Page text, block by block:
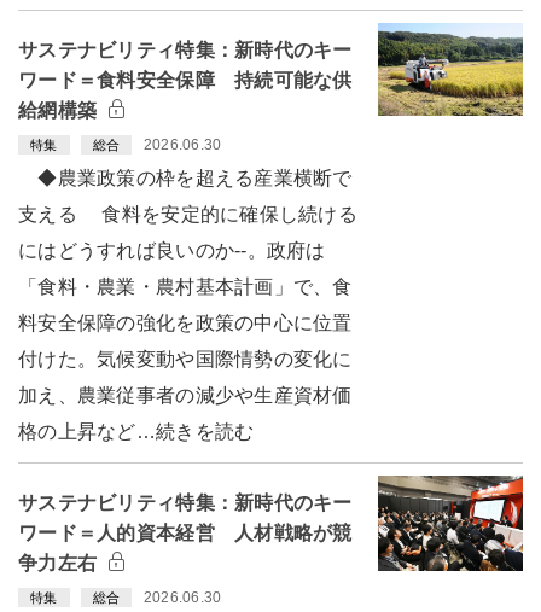
サステナビリティ特集：新時代のキー
ワード＝食料安全保障 持続可能な供
給網構築
特集 総合 2026.06.30
◆農業政策の枠を超える産業横断で
支える 食料を安定的に確保し続ける
にはどうすれば良いのか--。政府は
「食料・農業・農村基本計画」で、食
料安全保障の強化を政策の中心に位置
付けた。気候変動や国際情勢の変化に
加え、農業従事者の減少や生産資材価
格の上昇など…続きを読む
サステナビリティ特集：新時代のキー
ワード＝人的資本経営 人材戦略が競
争力左右
特集 総合 2026.06.30